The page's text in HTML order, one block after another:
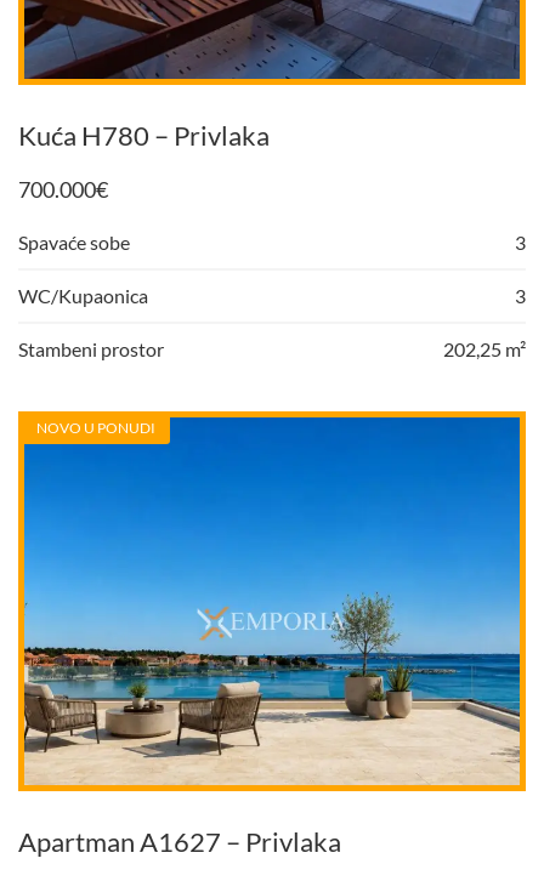
Kuća H780 – Privlaka
700.000€
Spavaće sobe 3
WC/Kupaonica 3
Stambeni prostor 202,25 m²
NOVO U PONUDI
Apartman A1627 – Privlaka